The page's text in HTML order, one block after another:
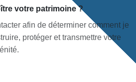
votre patrimoine ?
afin de déterminer comment je
protéger et transmettre votre